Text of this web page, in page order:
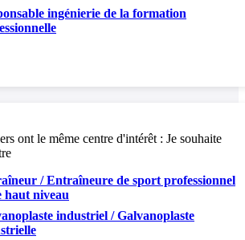
ingénierie de la formation
ont le même centre d'intérêt : Je souhaite
/ Entraîneure de sport professionnel
haut niveau
industriel / Galvanoplaste